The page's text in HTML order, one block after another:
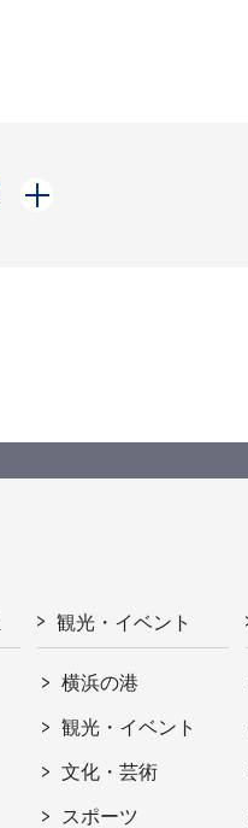
観光・イベント
横浜の港
観光・イベント
文化・芸術
スポーツ